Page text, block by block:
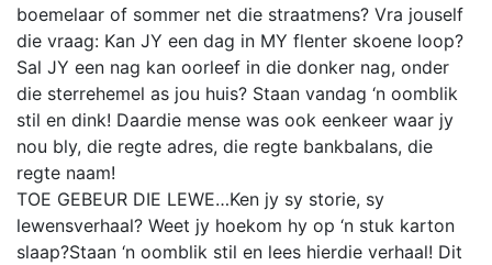
boemelaar of sommer net die straatmens? Vra jouself
die vraag: Kan JY een dag in MY flenter skoene loop?
Sal JY een nag kan oorleef in die donker nag, onder
die sterrehemel as jou huis? Staan vandag ‘n oomblik
stil en dink! Daardie mense was ook eenkeer waar jy
nou bly, die regte adres, die regte bankbalans, die
regte naam!
TOE GEBEUR DIE LEWE…Ken jy sy storie, sy
lewensverhaal? Weet jy hoekom hy op ‘n stuk karton
slaap?Staan ‘n oomblik stil en lees hierdie verhaal! Dit